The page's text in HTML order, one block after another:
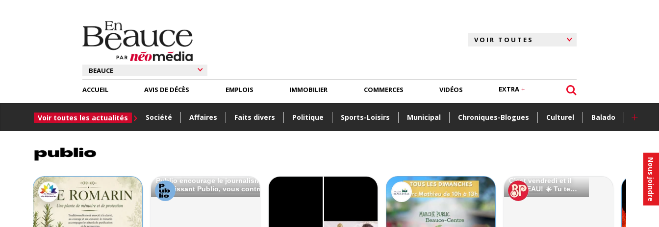
Nous joindre
ACCUEIL
Voir toutes les actualités Société Affaires Faits divers Politique Sports-Loisirs Municipal Chroniques-Blogues Culturel Balado +
AVIS DE DÉCÈS EMPLOIS IMMOBILIER COMMERCES VIDÉOS EXTRA